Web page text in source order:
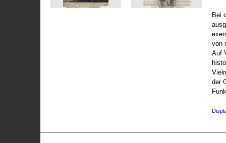
Bei
von
Auf
der